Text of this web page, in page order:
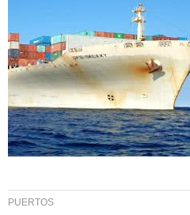
PUERTOS